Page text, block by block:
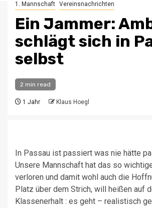
1. Mannschaft Vereinsnachrichten
Ein Jammer:
schlägt sich in
selbst
2 min read
1 Jahr Klaus Hoegl
In Passau ist passiert was nie hätte
Unsere Mannschaft hat das so
verloren und damit wohl auch die
Platz über dem Strich, will heißen auf
Klassenerhalt : es geht – realistisch